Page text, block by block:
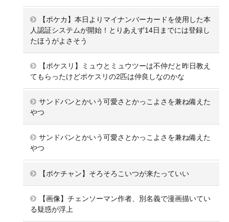
【ポケカ】本日よりマイナンバーカードを使用した本
人認証システムが開始！とりあえず14日までには登録し
たほうがよさそう
【ポケスリ】ミュウとミュウツーは不仲だと昨日教え
てもらったけどポケスリの2匹は仲良しなのかな
サンドパンとかいう可愛さとかっこよさを兼ね備えた
やつ
サンドパンとかいう可愛さとかっこよさを兼ね備えた
やつ
【ポケチャン】そろそろこいつが来たっていい
【画像】チェンソーマン作者、別名義で漫画描いてい
る疑惑が浮上